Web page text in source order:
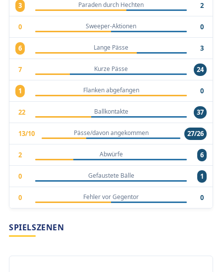
3 Paraden durch Hechten 2
0 Sweeper-Aktionen 0
6 Lange Pässe 3
7 Kurze Pässe 24
1 Flanken abgefangen 0
22 Ballkontakte 37
13/10 Pässe/davon angekommen 27/26
2 Abwürfe 6
0 Gefaustete Bälle 1
0 Fehler vor Gegentor 0
SPIELSZENEN